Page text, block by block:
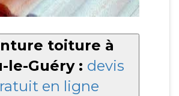
toiture à
le-Guéry : devis
en ligne